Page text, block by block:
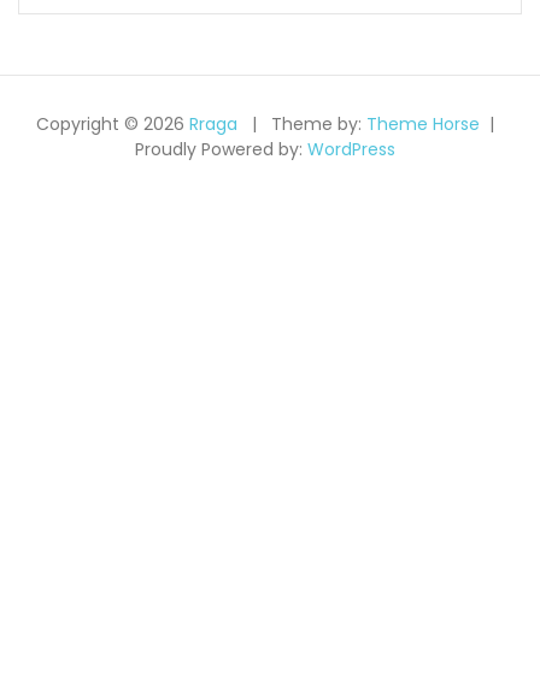
Copyright © 2026 Rraga Theme by: Theme Horse
Proudly Powered by: WordPress